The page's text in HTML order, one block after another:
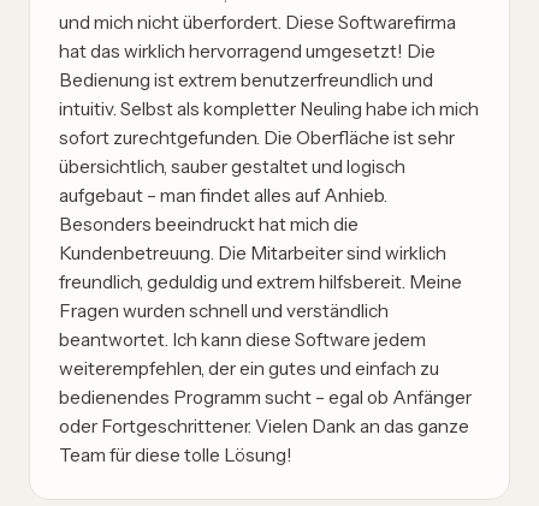
und mich nicht überfordert. Diese Softwarefirma
hat das wirklich hervorragend umgesetzt! Die
Bedienung ist extrem benutzerfreundlich und
intuitiv. Selbst als kompletter Neuling habe ich mich
sofort zurechtgefunden. Die Oberfläche ist sehr
übersichtlich, sauber gestaltet und logisch
aufgebaut – man findet alles auf Anhieb.
Besonders beeindruckt hat mich die
Kundenbetreuung. Die Mitarbeiter sind wirklich
freundlich, geduldig und extrem hilfsbereit. Meine
Fragen wurden schnell und verständlich
beantwortet. Ich kann diese Software jedem
weiterempfehlen, der ein gutes und einfach zu
bedienendes Programm sucht – egal ob Anfänger
oder Fortgeschrittener. Vielen Dank an das ganze
Team für diese tolle Lösung!